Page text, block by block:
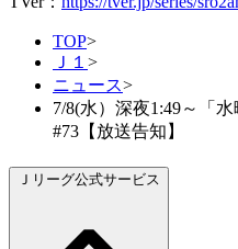
TOP>
Ｊ１ >
ニュース>
7/8(水）深夜1:49～「
#73【放送告知】
Ｊリーグ公式サービス